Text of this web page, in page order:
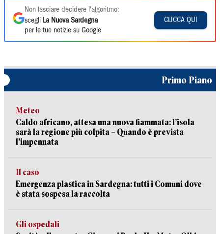
Non lasciare decidere l'algoritmo:
scegli La Nuova Sardegna
per le tue notizie su Google
CLICCA QUI
Primo Piano
Meteo
Caldo africano, attesa una nuova fiammata: l’isola
sarà la regione più colpita – Quando è prevista
l’impennata
Il caso
Emergenza plastica in Sardegna: tutti i Comuni dove
è stata sospesa la raccolta
Gli ospedali